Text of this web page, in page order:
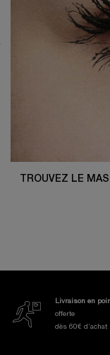
TROUVEZ LE
Nos
Livraison en
offerte
dès 60€ d’achat